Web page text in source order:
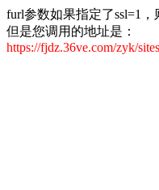
furl参数如果指定了ssl=1，
但是您调用的地址是：
https://fjdz.36ve.com/zyk/